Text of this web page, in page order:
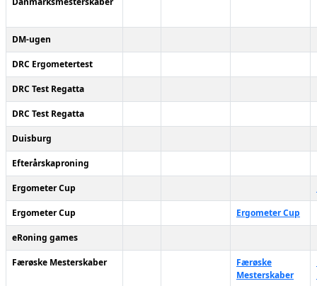
DM-ugen
DRC Ergometertest
DRC Test Regatta
DRC Test Regatta
Duisburg
Efterårskaproning
Ergometer Cup
Ergometer Cup Ergometer Cup
eRoning games
Færøske Mesterskaber
Færøske
Mesterskaber